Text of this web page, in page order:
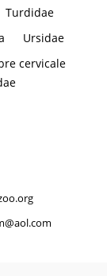
Turdidae
Ursidae
cervicale